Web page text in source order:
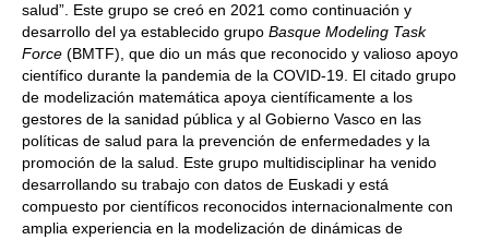
salud”. Este grupo se creó en 2021 como continuación y
desarrollo del ya establecido grupo Basque Modeling Task
Force (BMTF), que dio un más que reconocido y valioso apoyo
científico durante la pandemia de la COVID-19. El citado grupo
de modelización matemática apoya científicamente a los
gestores de la sanidad pública y al Gobierno Vasco en las
políticas de salud para la prevención de enfermedades y la
promoción de la salud. Este grupo multidisciplinar ha venido
desarrollando su trabajo con datos de Euskadi y está
compuesto por científicos reconocidos internacionalmente con
amplia experiencia en la modelización de dinámicas de